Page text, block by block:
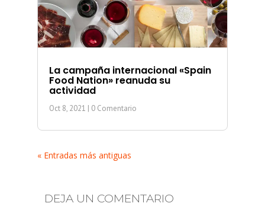
La campaña internacional «Spain
Food Nation» reanuda su
actividad
Oct 8, 2021 | 0 Comentario
« Entradas más antiguas
DEJA UN COMENTARIO